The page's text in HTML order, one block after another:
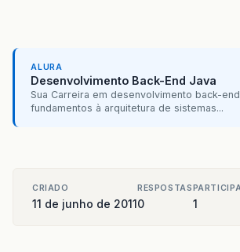
ALURA
Desenvolvimento Back-End Java
Sua Carreira em desenvolvimento back-
fundamentos à arquitetura de sistemas...
CRIADO
11 de junho de 2011
RESPOSTAS
0 1